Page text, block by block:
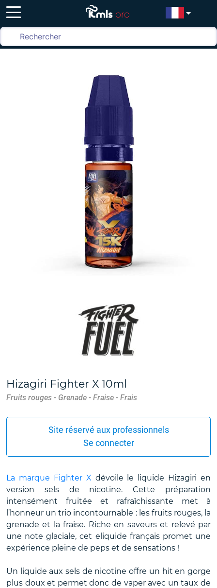
Hizagiri Fighter X 10ml
Fruits rouges - Grenade - Fraise - Frais
Site réservé aux professionnels
Se connecter
La marque Fighter X dévoile le liquide Hizagiri en
version sels de nicotine. Cette préparation
intensément fruitée et rafraîchissante met à
l’honneur un trio incontournable : les fruits rouges, la
grenade et la fraise. Riche en saveurs et relevé par
une note glaciale, cet eliquide français promet une
expérience pleine de peps et de sensations !
Un liquide aux sels de nicotine offre un hit en gorge
plus doux et permet donc de vaper avec un taux de